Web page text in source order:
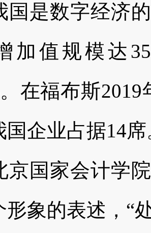
国是数字经济
加值规模达
。在福布斯2019
国企业占据14
京国家会计学
象的表述， “